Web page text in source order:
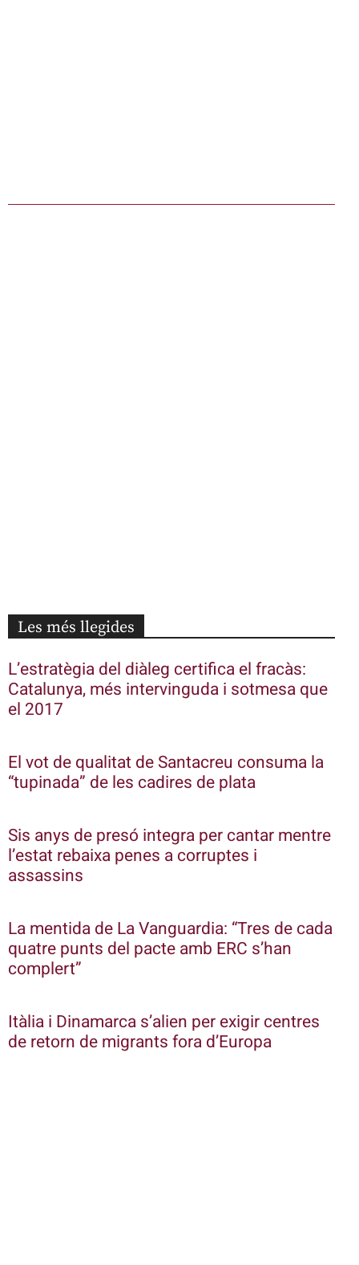
Les més llegides
L’estratègia del diàleg certifica el fracàs:
Catalunya, més intervinguda i sotmesa que
el 2017
El vot de qualitat de Santacreu consuma la
“tupinada” de les cadires de plata
Sis anys de presó integra per cantar mentre
l’estat rebaixa penes a corruptes i
assassins
La mentida de La Vanguardia: “Tres de cada
quatre punts del pacte amb ERC s’han
complert”
Itàlia i Dinamarca s’alien per exigir centres
de retorn de migrants fora d’Europa